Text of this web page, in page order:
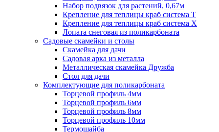
Набор подвязок для растений, 0,67м
Крепление для теплицы краб система Т
Крепление для теплицы краб система Х
Лопата снеговая из поликарбоната
Садовые скамейки и столы
Скамейка для дачи
Садовая арка из металла
Металлическая скамейка Дружба
Стол для дачи
Комплектующие для поликарбоната
Торцевой профиль 4мм
Торцевой профиль 6мм
Торцевой профиль 8мм
Торцевой профиль 10мм
Термошайба